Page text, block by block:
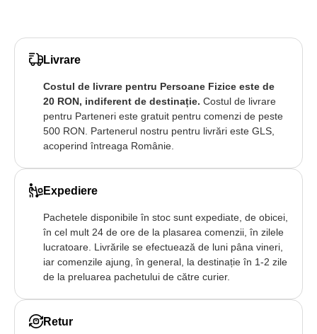
Livrare
Costul de livrare pentru Persoane Fizice este de
20 RON, indiferent de destinație. Costul de livrare
pentru Parteneri este gratuit pentru comenzi de peste
500 RON. Partenerul nostru pentru livrări este GLS,
acoperind întreaga Românie.
Expediere
Pachetele disponibile în stoc sunt expediate, de obicei,
în cel mult 24 de ore de la plasarea comenzii, în zilele
lucratoare. Livrările se efectuează de luni pâna vineri,
iar comenzile ajung, în general, la destinație în 1-2 zile
de la preluarea pachetului de către curier.
Retur